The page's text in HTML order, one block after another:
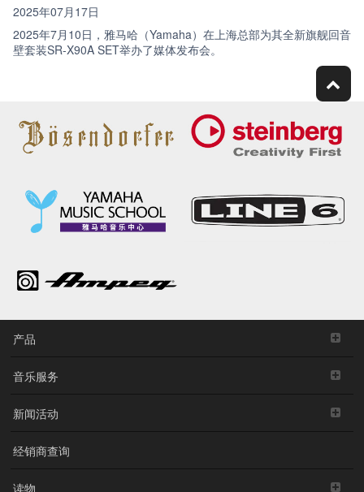
2025年07月17日
2025年7月10日，雅马哈（Yamaha）在上海总部为其全新旗舰回音
壁套装SR-X90A SET举办了媒体发布会。
产品
音乐服务
新闻活动
经销商查询
读物